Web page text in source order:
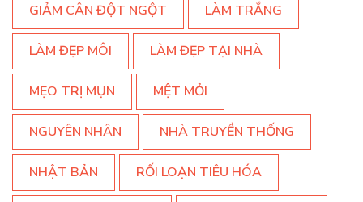
GIẢM CÂN ĐỘT NGỘT LÀM TRẮNG
LÀM ĐẸP MÔI LÀM ĐẸP TẠI NHÀ
MẸO TRỊ MỤN MỆT MỎI
NGUYÊN NHÂN NHÀ TRUYỀN THỐNG
NHẬT BẢN RỐI LOẠN TIÊU HÓA